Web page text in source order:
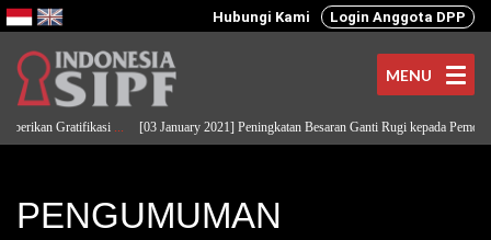
Hubungi Kami Login Anggota DPP
MENU
Gratifikasi... [03 January 2021] Peningkatan Besaran Ganti Rugi kepada Pemodal
PENGUMUMAN